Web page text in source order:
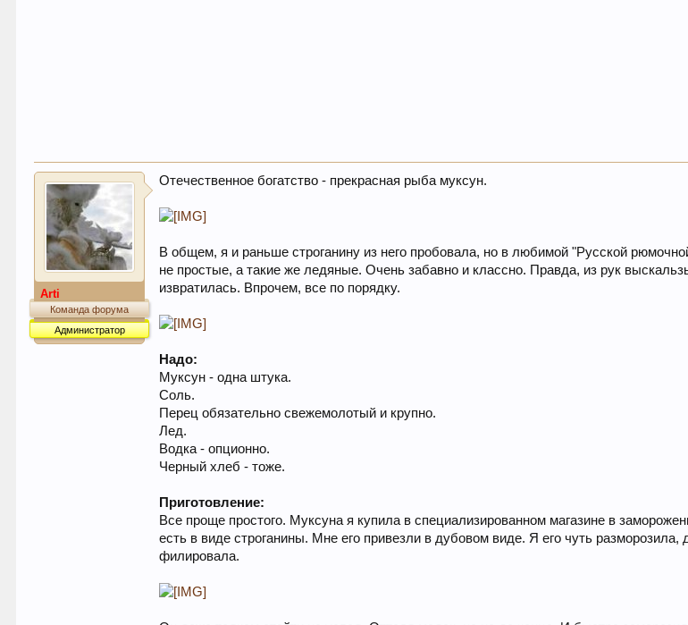
Arti
Команда форума
Администратор
Отечественное богатство - прекрасная рыба муксун.
В общем, я и раньше строганину из него пробовала, но в любимой "Русской
не простые, а такие же ледяные. Очень забавно и классно. Правда, из рук
извратилась. Впрочем, все по порядку.
Надо:
Муксун - одна штука.
Соль.
Перец обязательно свежемолотый и крупно.
Лед.
Водка - опционно.
Черный хлеб - тоже.
Приготовление:
Все проще простого. Муксуна я купила в специализированном магазине в
есть в виде строганины. Мне его привезли в дубовом виде. Я его чуть разморозила,
филировала.